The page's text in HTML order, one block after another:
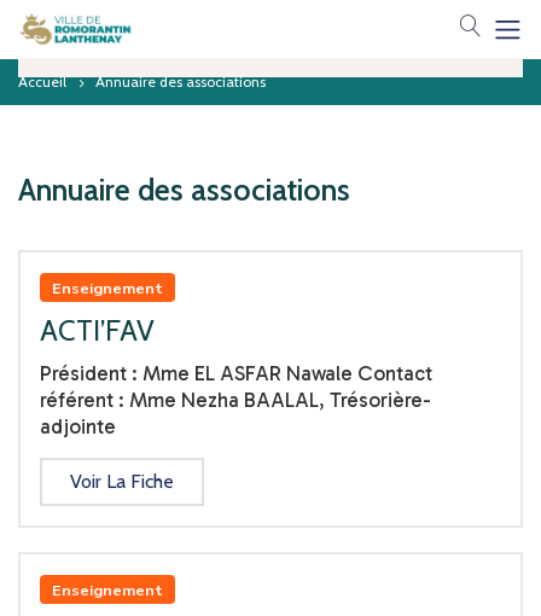
Votre
Accueil Annuaire des associations
Annuaire des associations
Enseignement
ACTI’FAV
Président : Mme EL ASFAR Nawale Contact
référent : Mme Nezha BAALAL, Trésorière-
adjointe
Voir La Fiche
Enseignement
Catégories
Toutes les associations
Communauté
Culture/loisirs
Economie
Enseignement
Hygiène - Protection sanitaire